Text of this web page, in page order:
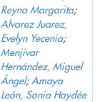
Reyna Margarita;
Alvarez Juarez,
Evelyn Yecenia;
Menjivar
Hernández, Miguel
Ángel; Amaya
León, Sonia Haydée